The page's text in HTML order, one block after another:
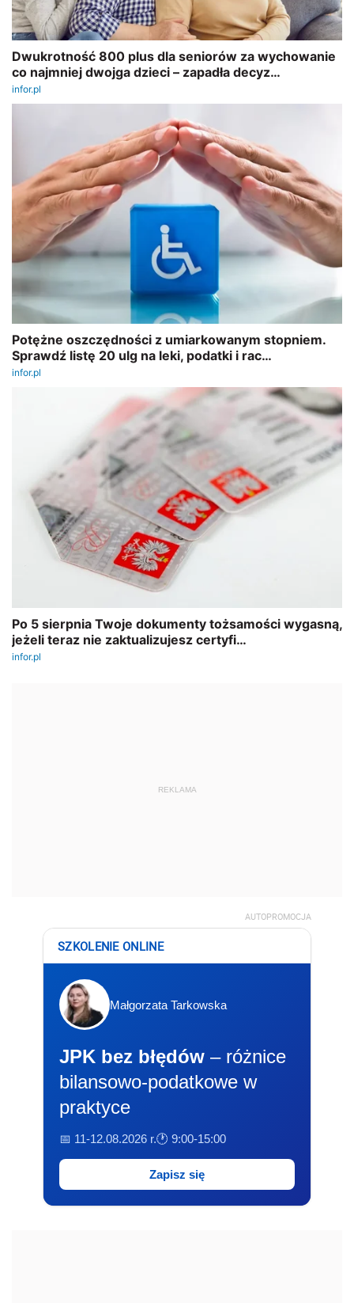
REKLAMA
AUTOPROMOCJA
SZKOLENIE ONLINE
Małgorzata Tarkowska
JPK bez błędów – różnice
bilansowo-podatkowe w
praktyce
📅 11-12.08.2026 r.🕐 9:00-15:00
Zapisz się